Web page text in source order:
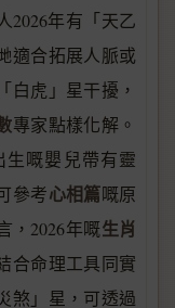
2026年有「天乙
適合拓展人脈或
白虎」星干擾，
專家點樣化解。
生嘅嬰兒帶有靈
參考心相篇嘅原
，2026年嘅生肖
合命理工具同實
煞」星，可透過